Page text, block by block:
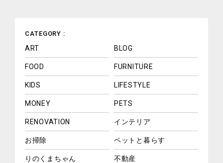
CATEGORY :
ART BLOG
FOOD FURNITURE
KIDS LIFESTYLE
MONEY PETS
RENOVATION インテリア
お掃除 ペットと暮らす
りのくまちゃん 不動産